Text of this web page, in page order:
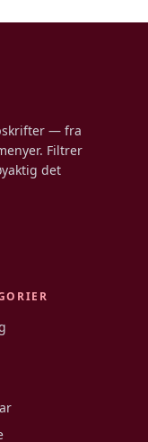
— fra
Filtrer
det